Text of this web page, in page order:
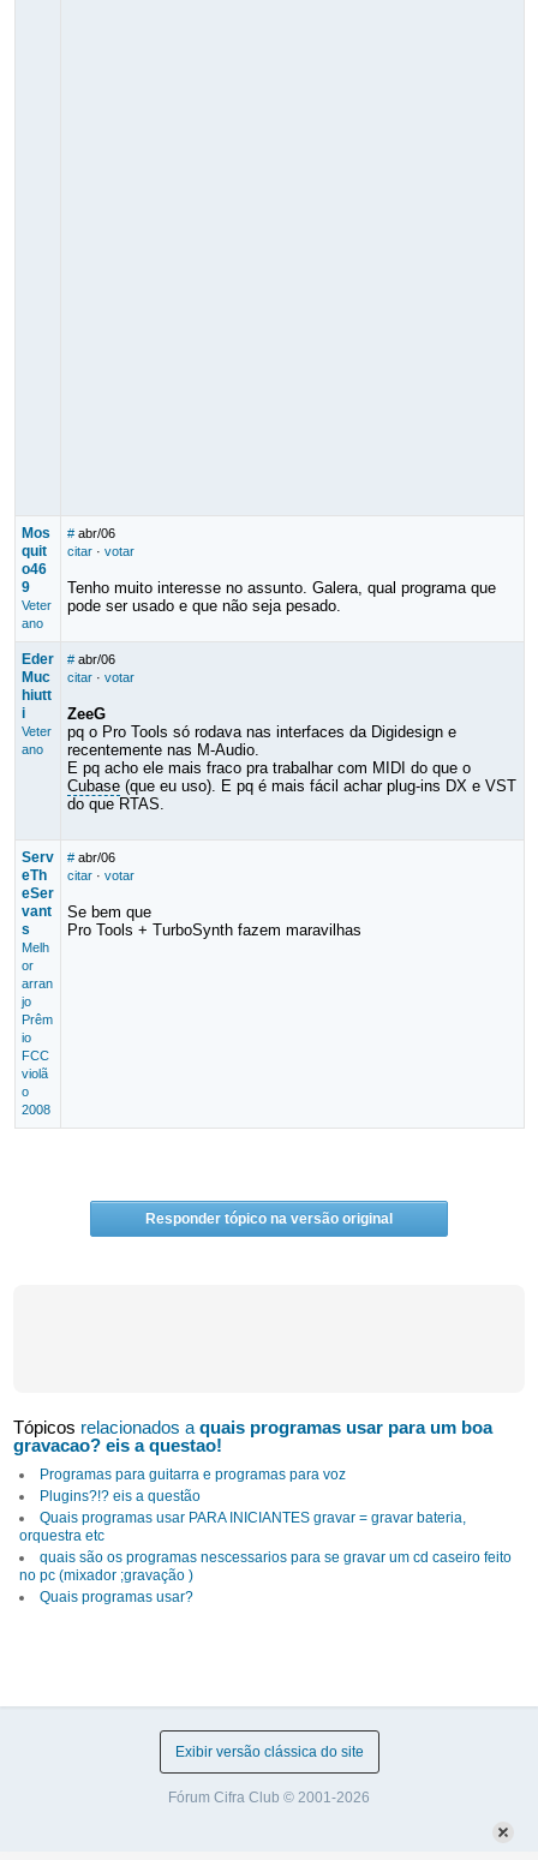
Mos
quit
o46
9
Veter
ano
# abr/06
citar· votar
Tenho muito interesse no assunto. Galera, qual programa que
pode ser usado e que não seja pesado.
Eder
Muc
hiutt
i
Veter
ano
# abr/06
citar· votar
ZeeG
pq o Pro Tools só rodava nas interfaces da Digidesign e
recentemente nas M-Audio.
E pq acho ele mais fraco pra trabalhar com MIDI do que o
Cubase(que eu uso). E pq é mais fácil achar plug-ins DX e VST
do que RTAS.
Serv
eTh
eSer
vant
s
Melh
or
arran
jo
Prêm
io
FCC
violã
o
2008
# abr/06
citar· votar
Se bem que
Pro Tools + TurboSynth fazem maravilhas
Responder tópico na versão original
Tópicos relacionados aquais programas usar para um boa
gravacao? eis a questao!
Programas para guitarra e programas para voz
Plugins?!? eis a questão
Quais programas usar PARA INICIANTES gravar = gravar bateria,
orquestra etc
quais são os programas nescessarios para se gravar um cd caseiro feito
no pc (mixador ;gravação )
Quais programas usar?
Exibir versão clássica do site
Fórum Cifra Club © 2001-2026